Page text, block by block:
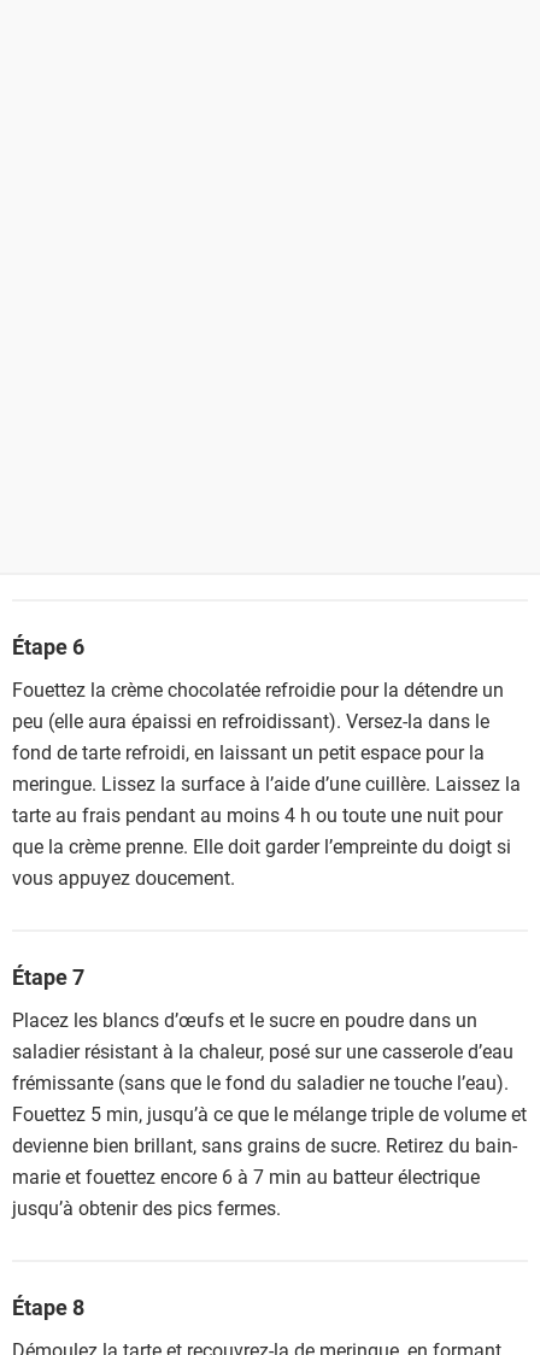
Étape 6
Fouettez la crème chocolatée refroidie pour la détendre un
peu (elle aura épaissi en refroidissant). Versez-la dans le
fond de tarte refroidi, en laissant un petit espace pour la
meringue. Lissez la surface à l’aide d’une cuillère. Laissez la
tarte au frais pendant au moins 4 h ou toute une nuit pour
que la crème prenne. Elle doit garder l’empreinte du doigt si
vous appuyez doucement.
Étape 7
Placez les blancs d’œufs et le sucre en poudre dans un
saladier résistant à la chaleur, posé sur une casserole d’eau
frémissante (sans que le fond du saladier ne touche l’eau).
Fouettez 5 min, jusqu’à ce que le mélange triple de volume et
devienne bien brillant, sans grains de sucre. Retirez du bain-
marie et fouettez encore 6 à 7 min au batteur électrique
jusqu’à obtenir des pics fermes.
Étape 8
Démoulez la tarte et recouvrez-la de meringue, en formant